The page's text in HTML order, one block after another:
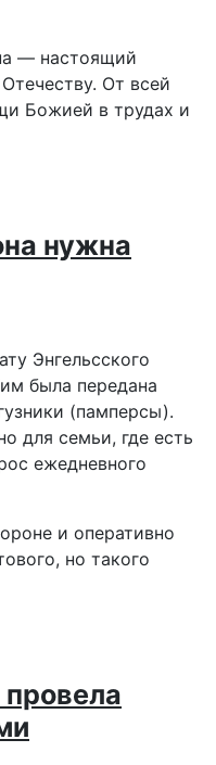
— настоящий
От всей
Божией в трудах и
нужна
Энгельсского
была передана
(памперсы).
для семьи, где есть
ежедневного
и оперативно
но такого